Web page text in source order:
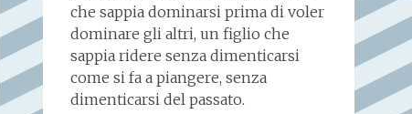
che sappia dominarsi prima di voler
dominare gli altri, un figlio che
sappia ridere senza dimenticarsi
come si fa a piangere, senza
dimenticarsi del passato.